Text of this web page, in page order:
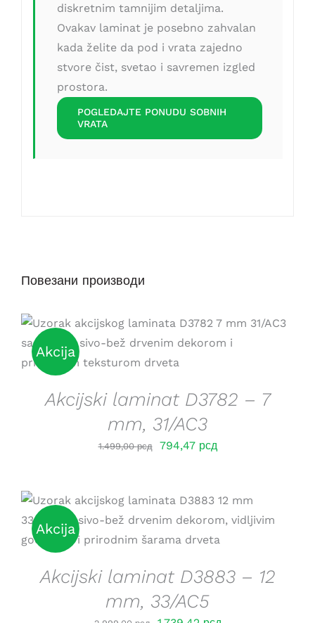
diskretnim tamnijim detaljima.
Ovakav laminat je posebno zahvalan
kada želite da pod i vrata zajedno
stvore čist, svetao i savremen izgled
prostora.
POGLEDAJTE PONUDU SOBNIH
VRATA
Повезани производи
Akcija DETAILS
Akcijski laminat D3782 – 7
mm, 31/AC3
1.499,00рсд
Оригинална
била:
1.499,00 рсд.
794,47 рсдТренутна
794,47 рсд.
Akcija DETAILS
Akcijski laminat D3883 – 12
mm, 33/AC5